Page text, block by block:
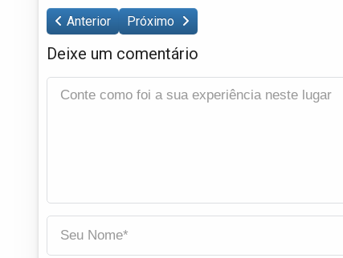
Anterior Próximo
Deixe um comentário